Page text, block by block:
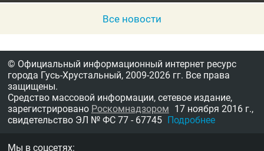
Все новости
© Официальный информационный интернет ресурс
города Гусь-Хрустальный, 2009-2026 гг. Все права
защищены.
Средство массовой информации, сетевое издание,
зарегистрировано Роскомнадзором 17 ноября 2016 г.,
свидетельство ЭЛ № ФС 77 - 67745 Подробнее
Мы в соцсетях: